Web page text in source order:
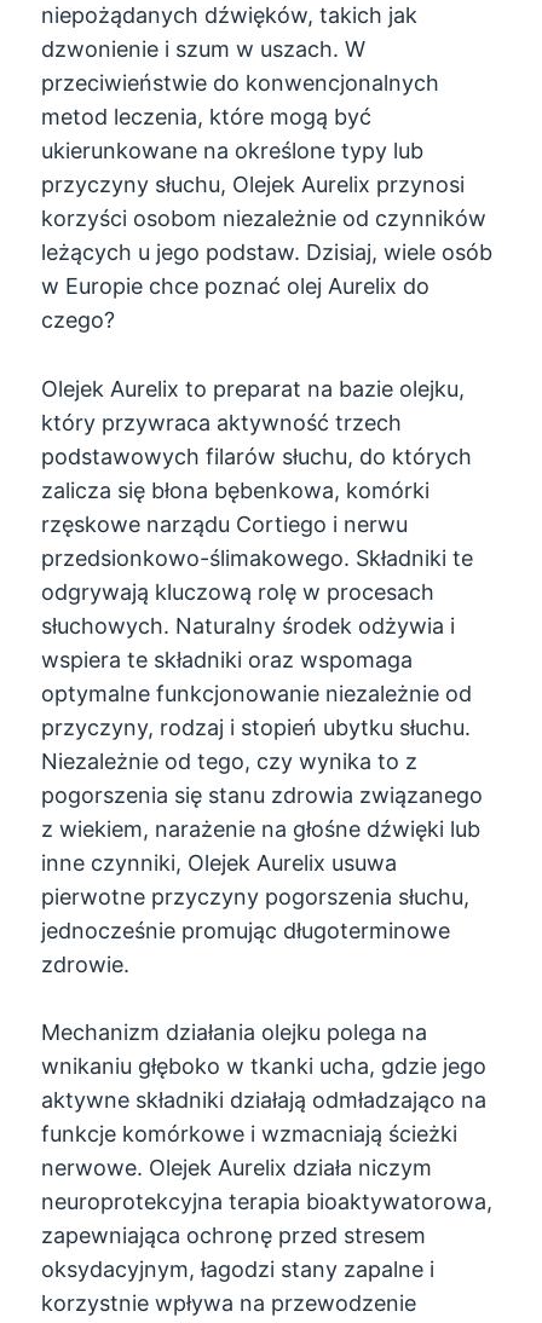
niepożądanych dźwięków, takich jak
dzwonienie i szum w uszach. W
przeciwieństwie do konwencjonalnych
metod leczenia, które mogą być
ukierunkowane na określone typy lub
przyczyny słuchu, Olejek Aurelix przynosi
korzyści osobom niezależnie od czynników
leżących u jego podstaw. Dzisiaj, wiele osób
w Europie chce poznać olej Aurelix do
czego?
Olejek Aurelix to preparat na bazie olejku,
który przywraca aktywność trzech
podstawowych filarów słuchu, do których
zalicza się błona bębenkowa, komórki
rzęskowe narządu Cortiego i nerwu
przedsionkowo-ślimakowego. Składniki te
odgrywają kluczową rolę w procesach
słuchowych. Naturalny środek odżywia i
wspiera te składniki oraz wspomaga
optymalne funkcjonowanie niezależnie od
przyczyny, rodzaj i stopień ubytku słuchu.
Niezależnie od tego, czy wynika to z
pogorszenia się stanu zdrowia związanego
z wiekiem, narażenie na głośne dźwięki lub
inne czynniki, Olejek Aurelix usuwa
pierwotne przyczyny pogorszenia słuchu,
jednocześnie promując długoterminowe
zdrowie.
Mechanizm działania olejku polega na
wnikaniu głęboko w tkanki ucha, gdzie jego
aktywne składniki działają odmładzająco na
funkcje komórkowe i wzmacniają ścieżki
nerwowe. Olejek Aurelix działa niczym
neuroprotekcyjna terapia bioaktywatorowa,
zapewniająca ochronę przed stresem
oksydacyjnym, łagodzi stany zapalne i
korzystnie wpływa na przewodzenie